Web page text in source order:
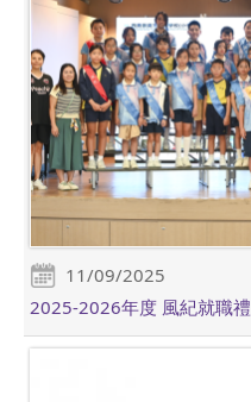
11/09/2025
2025-2026年度 風紀就職禮